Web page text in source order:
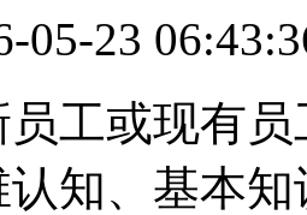
05-23
工或现有
知、基本